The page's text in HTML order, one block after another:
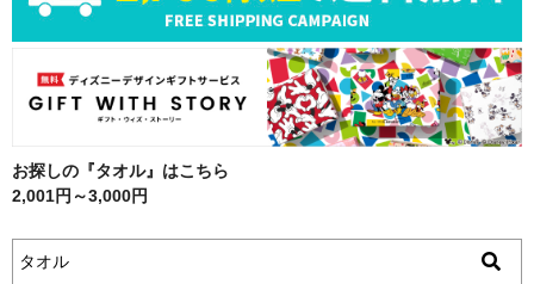
お探しの『タオル』はこちら
2,001円～3,000円